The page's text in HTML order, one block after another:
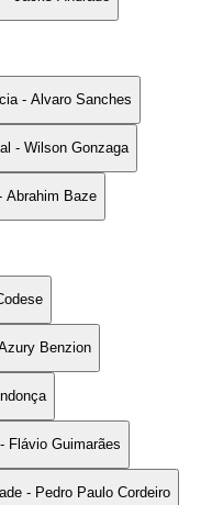
- Alvaro Sanches
- Wilson Gonzaga
Abrahim Baze
Benzion
Flávio Guimarães
- Pedro Paulo Cordeiro